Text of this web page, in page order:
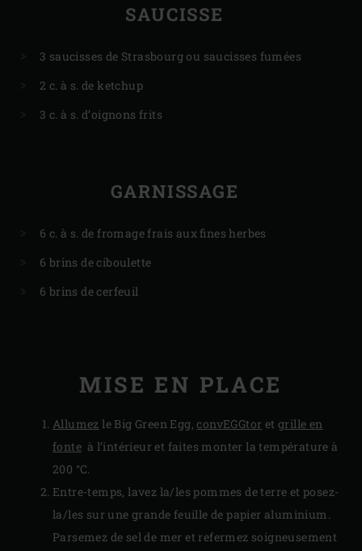
SAUCISSE
3 saucisses de Strasbourg ou saucisses fumées
2 c. à s. de ketchup
3 c. à s. d’oignons frits
GARNISSAGE
6 c. à s. de fromage frais aux fines herbes
6 brins de ciboulette
6 brins de cerfeuil
MISE EN PLACE
Allumez le Big Green Egg,convEGGtor etgrille en
fonte à l’intérieur et faites monter la température à
200 °C.
Entre-temps, lavez la/les pommes de terre et posez-
la/les sur une grande feuille de papier aluminium.
Parsemez de sel de mer et refermez soigneusement